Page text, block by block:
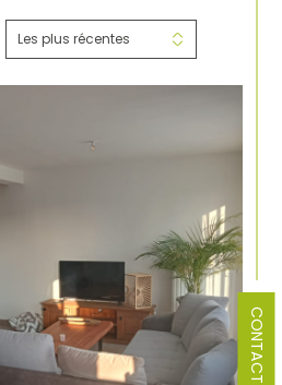
CONTACT
Les plus récentes